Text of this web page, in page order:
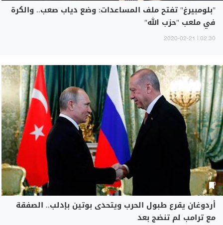
"بلومبيرغ" تفتح ملف المساعدات: وضع دياب صعب.. والكرة
في ملعب "حزب الله"
02:30 | 2020-02-21
أردوغان يقرع طبول الحرب ويتحدى بوتين بإدلب.. الصفقة
مع ترامب لم تنضج بعد